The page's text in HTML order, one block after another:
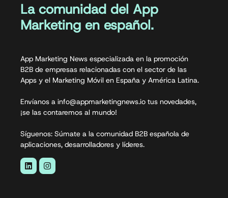
La comunidad del App
Marketing en español.
App Marketing News especializada en la promoción
B2B de empresas relacionadas con el sector de las
Apps y el Marketing Móvil en España y América Latina.
Envíanos a info@appmarketingnews.io tus novedades,
¡se las contaremos al mundo!
Síguenos: Súmate a la comunidad B2B española de
aplicaciones, desarrolladores y líderes.